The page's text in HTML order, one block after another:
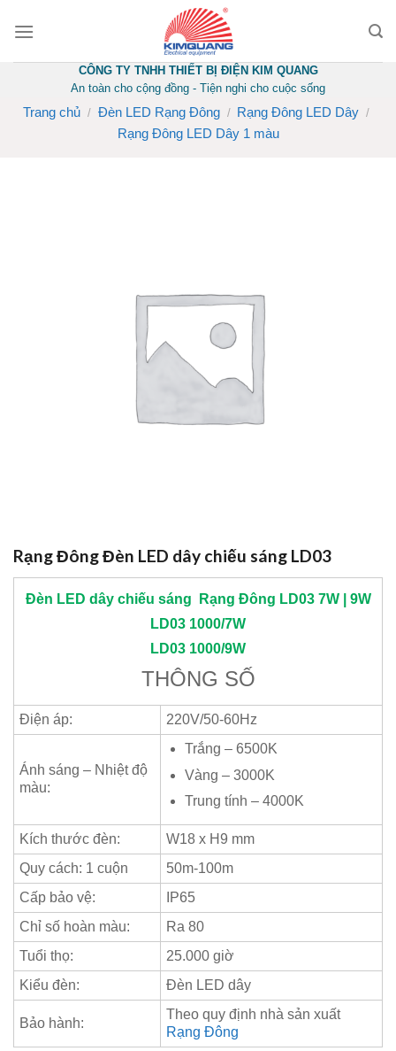
CÔNG TY TNHH THIẾT BỊ ĐIỆN KIM QUANG
An toàn cho cộng đồng - Tiện nghi cho cuộc sống
Trang chủ / Đèn LED Rạng Đông / Rạng Đông LED Dây /
Rạng Đông LED Dây 1 màu
Rạng Đông Đèn LED dây chiếu sáng LD03
Đèn LED dây chiếu sáng Rạng Đông LD03 7W | 9W
LD03 1000/7W
LD03 1000/9W
THÔNG SỐ
Điện áp: 220V/50-60Hz
Ánh sáng – Nhiệt độ
màu:
Trắng – 6500K
Vàng – 3000K
Trung tính – 4000K
Kích thước đèn:
W18 x H9 mm
Quy cách: 1 cuộn
50m-100m
Cấp bảo vệ:
IP65
Chỉ số hoàn màu:
Ra 80
Tuổi thọ:
25.000 giờ
Kiểu đèn:
Đèn LED dây
Bảo hành:
Theo quy định nhà sản xuất
Rạng Đông